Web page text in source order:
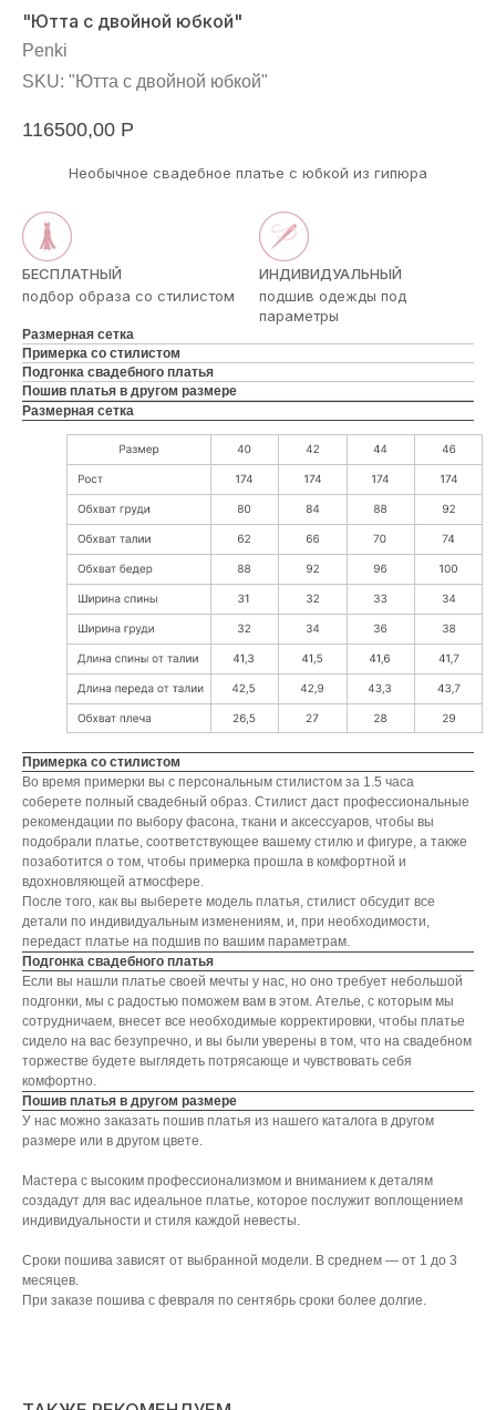
"Ютта с двойной юбкой"
Penki
SKU: "Ютта с двойной юбкой"
116500,00 Р
Необычное свадебное платье с юбкой из гипюра
БЕСПЛАТНЫЙ
подбор образа со стилистом
ИНДИВИДУАЛЬНЫЙ
подшив одежды под
параметры
Размерная сетка
Примерка со стилистом
Подгонка свадебного платья
Пошив платья в другом размере
Размерная сетка
Примерка со стилистом
Во время примерки вы с персональным стилистом за 1.5 часа
соберете полный свадебный образ. Стилист даст профессиональные
рекомендации по выбору фасона, ткани и аксессуаров, чтобы вы
подобрали платье, соответствующее вашему стилю и фигуре, а также
позаботится о том, чтобы примерка прошла в комфортной и
вдохновляющей атмосфере.
После того, как вы выберете модель платья, стилист обсудит все
детали по индивидуальным изменениям, и, при необходимости,
передаст платье на подшив по вашим параметрам.
Подгонка свадебного платья
Если вы нашли платье своей мечты у нас, но оно требует небольшой
подгонки, мы с радостью поможем вам в этом. Ателье, с которым мы
сотрудничаем, внесет все необходимые корректировки, чтобы платье
сидело на вас безупречно, и вы были уверены в том, что на свадебном
торжестве будете выглядеть потрясающе и чувствовать себя
комфортно.
Пошив платья в другом размере
У нас можно заказать пошив платья из нашего каталога в другом
размере или в другом цвете.
Мастера с высоким профессионализмом и вниманием к деталям
создадут для вас идеальное платье, которое послужит воплощением
индивидуальности и стиля каждой невесты.
Сроки пошива зависят от выбранной модели. В среднем ― от 1 до 3
месяцев.
При заказе пошива с февраля по сентябрь сроки более долгие.